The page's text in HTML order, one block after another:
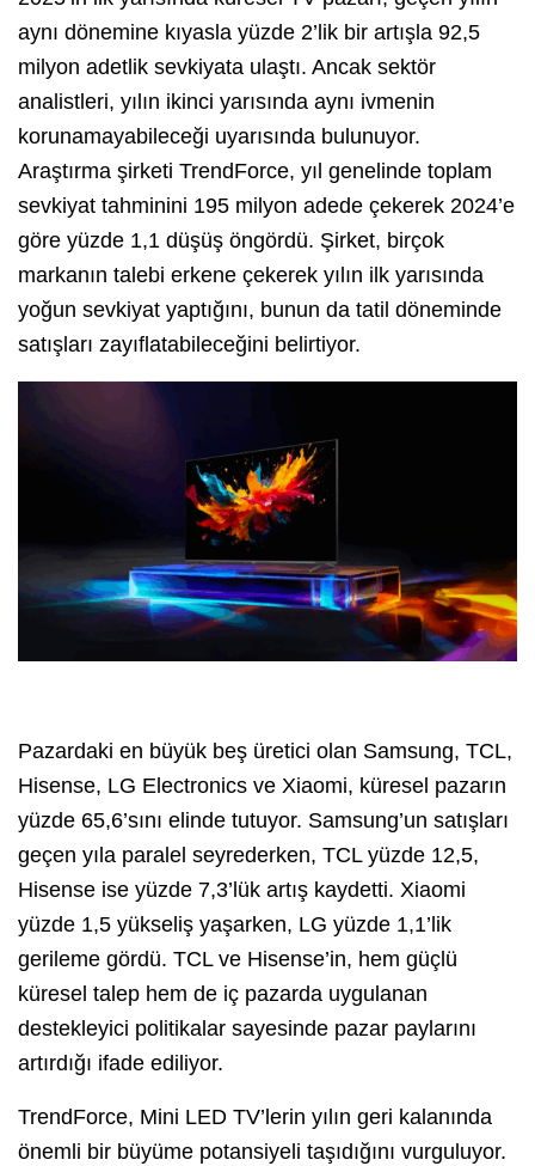
aynı dönemine kıyasla yüzde 2’lik bir artışla 92,5
milyon adetlik sevkiyata ulaştı. Ancak sektör
analistleri, yılın ikinci yarısında aynı ivmenin
korunamayabileceği uyarısında bulunuyor.
Araştırma şirketi TrendForce, yıl genelinde toplam
sevkiyat tahminini 195 milyon adede çekerek 2024’e
göre yüzde 1,1 düşüş öngördü. Şirket, birçok
markanın talebi erkene çekerek yılın ilk yarısında
yoğun sevkiyat yaptığını, bunun da tatil döneminde
satışları zayıflatabileceğini belirtiyor.
Pazardaki en büyük beş üretici olan Samsung, TCL,
Hisense, LG Electronics ve Xiaomi, küresel pazarın
yüzde 65,6’sını elinde tutuyor. Samsung’un satışları
geçen yıla paralel seyrederken, TCL yüzde 12,5,
Hisense ise yüzde 7,3’lük artış kaydetti. Xiaomi
yüzde 1,5 yükseliş yaşarken, LG yüzde 1,1’lik
gerileme gördü. TCL ve Hisense’in, hem güçlü
küresel talep hem de iç pazarda uygulanan
destekleyici politikalar sayesinde pazar paylarını
artırdığı ifade ediliyor.
TrendForce, Mini LED TV’lerin yılın geri kalanında
önemli bir büyüme potansiyeli taşıdığını vurguluyor.